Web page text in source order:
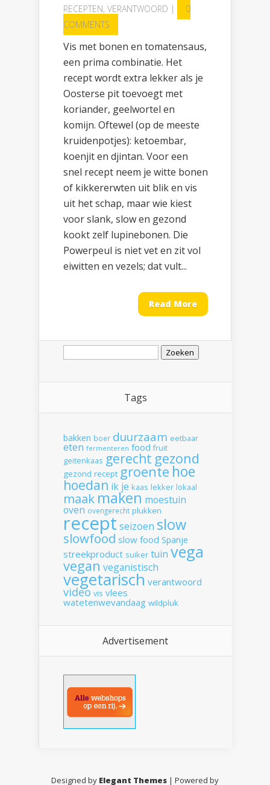
RECEPTEN, VERANTWOORD |
0
COMMENTS
Vis met bonen en tomatensaus,
een prima combinatie. Het
recept wordt extra lekker als je
Oosterse pit toevoegt met
koriander, geelwortel en
komijn. Oftewel (op de meeste
kruidenpotjes): ketoembar,
koenjit en djintan. Voor een
snel recept neem je witte bonen
of kikkererwten uit blik en vis
uit het schap, maar wie kiest
voor slank, slow en gezond
kookt zelf lupinebonen. Die
Powerpeul is niet vet en zit vol
eiwitten en vezels; dat vult...
Read More
Zoeken
Tags
bakken boer duurzaam eetbaar
eten fermenteren food fruit
geitenkaas gerecht gezond
gezond recept groente hoe
hoedan ik je kaas lekker lokaal
maak maken moestuin
oven ovengerecht plukken
recept seizoen slow
slowfood slow food Spanje
streekproduct suiker tuin vega
vegan veganistisch
vegetarisch verantwoord
video vis vlees
watetenwevandaag wildpluk
Advertisement
Designed by Elegant Themes | Powered by